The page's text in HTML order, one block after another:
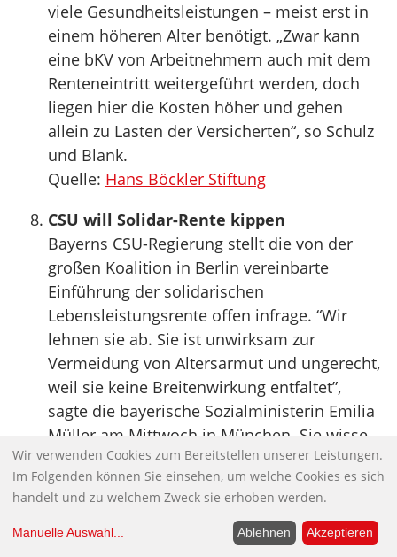
viele Gesundheitsleistungen – meist erst in
einem höheren Alter benötigt. „Zwar kann
eine bKV von Arbeitnehmern auch mit dem
Renteneintritt weitergeführt werden, doch
liegen hier die Kosten höher und gehen
allein zu Lasten der Versicherten“, so Schulz
und Blank.
Quelle: Hans Böckler Stiftung
CSU will Solidar-Rente kippen
Bayerns CSU-Regierung stellt die von der
großen Koalition in Berlin vereinbarte
Einführung der solidarischen
Lebensleistungsrente offen infrage. “Wir
lehnen sie ab. Sie ist unwirksam zur
Vermeidung von Altersarmut und ungerecht,
weil sie keine Breitenwirkung entfaltet”,
sagte die bayerische Sozialministerin Emilia
Müller am Mittwoch in München. Sie wisse
zwar, dass die Union und die SPD im Bund
die Einführung im Koalitionsvertrag
verankert hätten, “das macht es aber nicht
besser”. Aus Regierungskreisen in München
Wir verwenden Cookies zum Bereitstellen unserer Leistungen.
Im Folgenden können Sie einsehen, um welche Cookies es sich
handelt und zu welchem Zweck sie erhoben werden.
Manuelle Auswahl... Ablehnen Akzeptieren